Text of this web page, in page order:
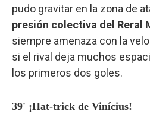
pudo gravitar en la zona de
presión colectiva del Reral
siempre amenaza con la
si el rival deja muchos
los primeros dos goles.
39' ¡Hat-trick de Vinícius!